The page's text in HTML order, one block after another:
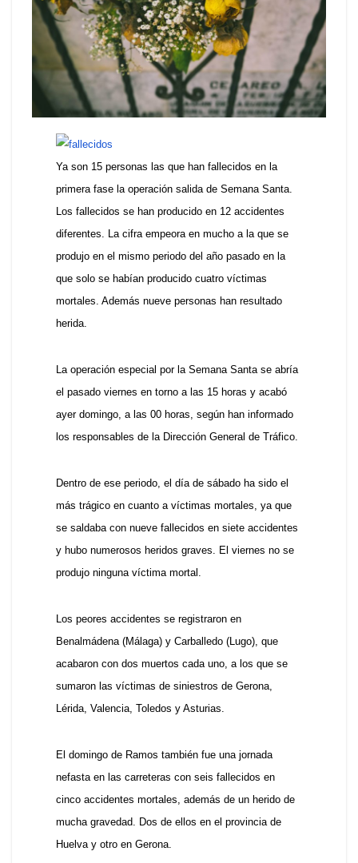
Ya son 15 personas las que han fallecidos en la
primera fase la operación salida de Semana Santa.
Los fallecidos se han producido en 12 accidentes
diferentes. La cifra empeora en mucho a la que se
produjo en el mismo periodo del año pasado en la
que solo se habían producido cuatro víctimas
mortales. Además nueve personas han resultado
herida.
La operación especial por la Semana Santa se abría
el pasado viernes en torno a las 15 horas y acabó
ayer domingo, a las 00 horas, según han informado
los responsables de la Dirección General de Tráfico.
Dentro de ese periodo, el día de sábado ha sido el
más trágico en cuanto a víctimas mortales, ya que
se saldaba con nueve fallecidos en siete accidentes
y hubo numerosos heridos graves. El viernes no se
produjo ninguna víctima mortal.
Los peores accidentes se registraron en
Benalmádena (Málaga) y Carballedo (Lugo), que
acabaron con dos muertos cada uno, a los que se
sumaron las víctimas de siniestros de Gerona,
Lérida, Valencia, Toledos y Asturias.
El domingo de Ramos también fue una jornada
nefasta en las carreteras con seis fallecidos en
cinco accidentes mortales, además de un herido de
mucha gravedad. Dos de ellos en el provincia de
Huelva y otro en Gerona.